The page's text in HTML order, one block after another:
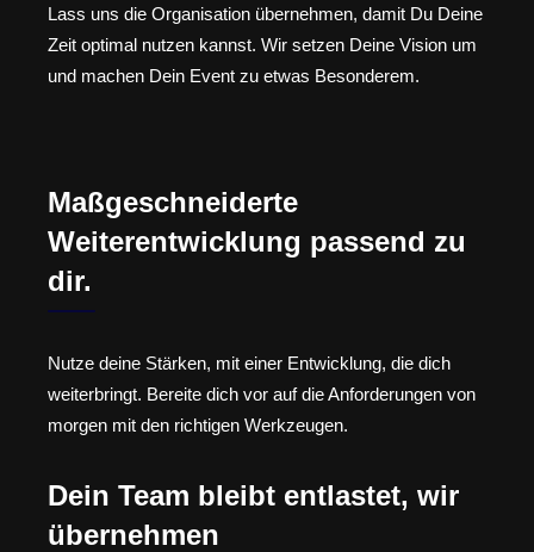
Lass uns die Organisation übernehmen, damit Du Deine
Zeit optimal nutzen kannst. Wir setzen Deine Vision um
und machen Dein Event zu etwas Besonderem.
Maßgeschneiderte
Weiterentwicklung passend zu
dir.
Nutze deine Stärken, mit einer Entwicklung, die dich
weiterbringt. Bereite dich vor auf die Anforderungen von
morgen mit den richtigen Werkzeugen.
Dein Team bleibt entlastet, wir
übernehmen